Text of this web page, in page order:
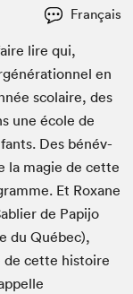
Français
lire qui,
en
sco­laire, des
une école de
Des bénév­
la magie de cette
Et Rox­ane
de Papi­jo
du Québec),
de cette his­toire